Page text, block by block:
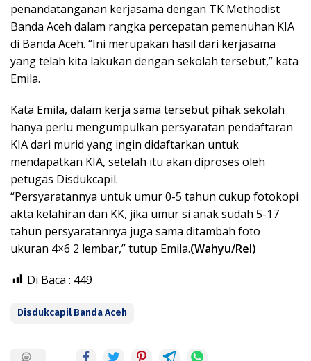
penandatanganan kerjasama dengan TK Methodist
Banda Aceh dalam rangka percepatan pemenuhan KIA
di Banda Aceh. “Ini merupakan hasil dari kerjasama
yang telah kita lakukan dengan sekolah tersebut,” kata
Emila.
Kata Emila, dalam kerja sama tersebut pihak sekolah
hanya perlu mengumpulkan persyaratan pendaftaran
KIA dari murid yang ingin didaftarkan untuk
mendapatkan KIA, setelah itu akan diproses oleh
petugas Disdukcapil.
“Persyaratannya untuk umur 0-5 tahun cukup fotokopi
akta kelahiran dan KK, jika umur si anak sudah 5-17
tahun persyaratannya juga sama ditambah foto
ukuran 4×6 2 lembar,” tutup Emila.(Wahyu/Rel)
Di Baca : 449
Disdukcapil Banda Aceh